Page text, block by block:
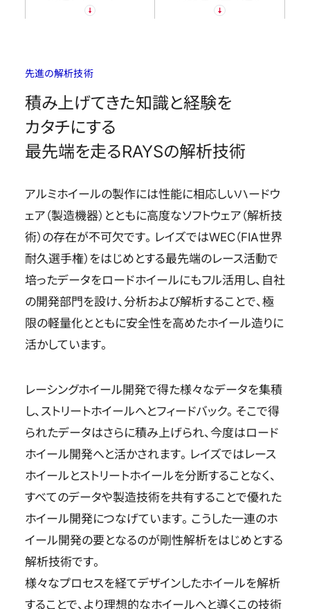
先進の解析技術
積み上げてきた知識と経験を
カタチにする
最先端を走るRAYSの解析技術
アルミホイールの製作には性能に相応しいハードウ
ェア（製造機器）とともに高度なソフトウェア（解析技
術）の存在が不可欠です。レイズではWEC（FIA世界
耐久選手権）をはじめとする最先端のレース活動で
培ったデータをロードホイールにもフル活用し、自社
の開発部門を設け、分析および解析することで、極
限の軽量化とともに安全性を高めたホイール造りに
活かしています。
レーシングホイール開発で得た様々なデータを集積
し、ストリートホイールへとフィードバック。そこで得
られたデータはさらに積み上げられ、今度はロード
ホイール開発へと活かされます。レイズではレース
ホイールとストリートホイールを分断することなく、
すべてのデータや製造技術を共有することで優れた
ホイール開発につなげています。こうした一連のホ
イール開発の要となるのが剛性解析をはじめとする
解析技術です。
様々なプロセスを経てデザインしたホイールを解析
することで、より理想的なホイールへと導くこの技術